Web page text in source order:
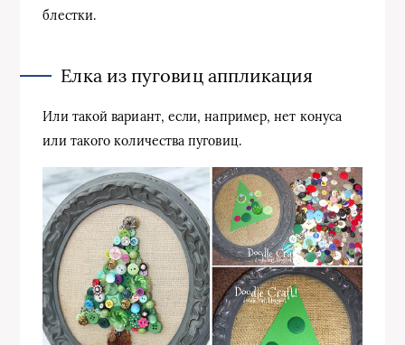
блестки.
Елка из пуговиц аппликация
Или такой вариант, если, например, нет конуса
или такого количества пуговиц.